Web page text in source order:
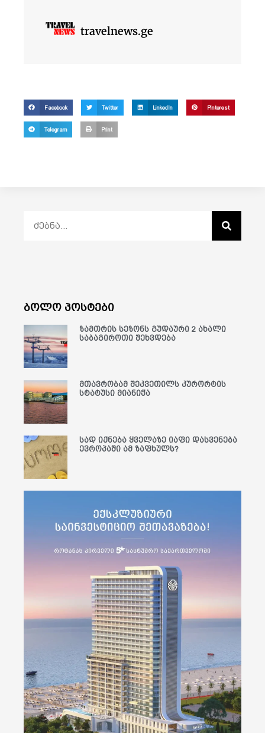
travelnews.ge
Facebook Twitter LinkedIn Pinterest
Telegram Print
ბოლო პოსტები
ზამთრის სეზონს გუდაური 2 ახალი
საბაგიროთი შეხვდება
მთავრობამ შეკვეთილს კურორტის
სტატუსი მიანიჭა
სად იქნება ყველაზე იაფი დასვენება
ევროპაში ამ ზაფხულს?